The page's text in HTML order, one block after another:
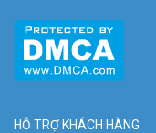
HỖ TRỢ KHÁCH HÀNG